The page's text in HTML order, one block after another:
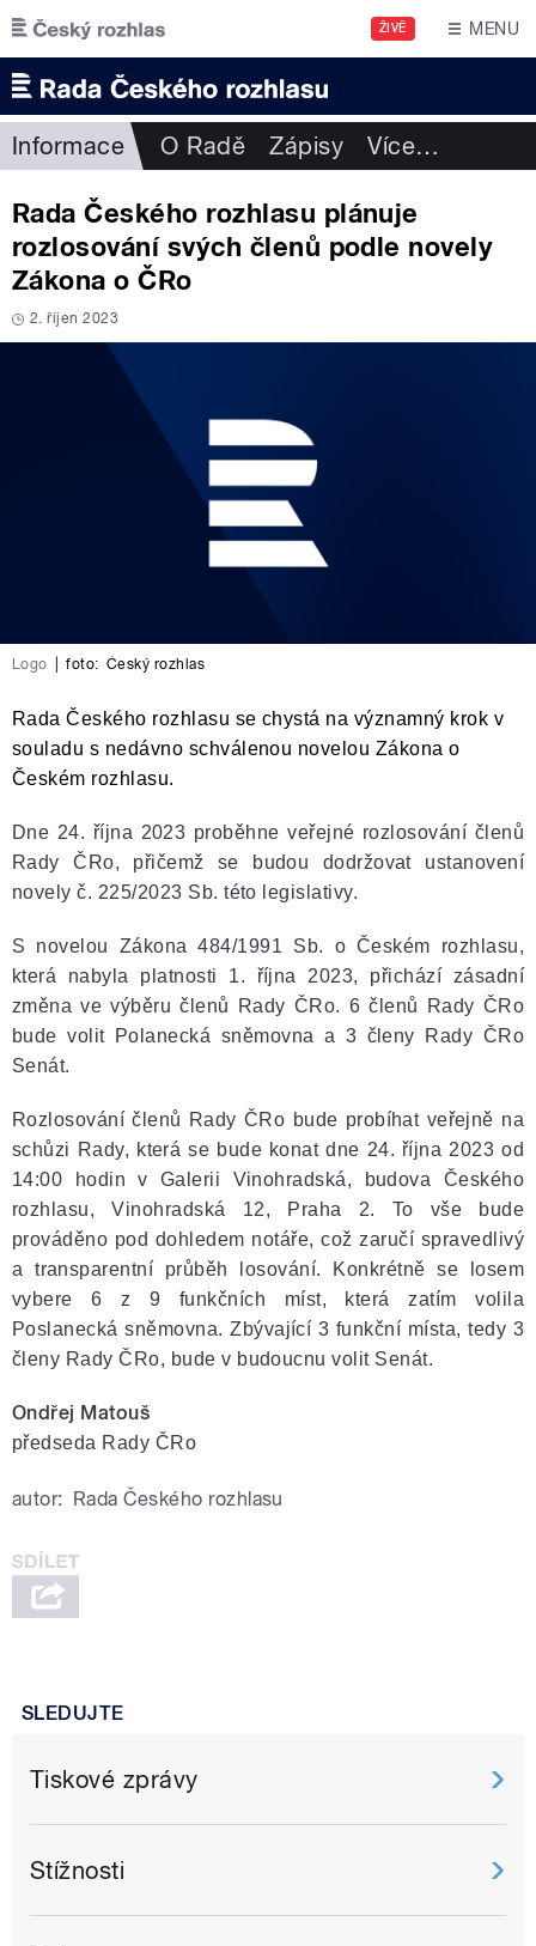
Přejít k hlavnímu obsahu
ŽIVĚ MENU
Informace O Radě Zápisy Více…
Rada Českého rozhlasu plánuje
rozlosování svých členů podle novely
Zákona o ČRo
2. říjen 2023
Logo foto: Český rozhlas
Rada Českého rozhlasu se chystá na významný krok v
souladu s nedávno schválenou novelou Zákona o
Českém rozhlasu.
Dne 24. října 2023 proběhne veřejné rozlosování členů
Rady ČRo, přičemž se budou dodržovat ustanovení
novely č. 225/2023 Sb. této legislativy.
S novelou Zákona 484/1991 Sb. o Českém rozhlasu,
která nabyla platnosti 1. října 2023, přichází zásadní
změna ve výběru členů Rady ČRo. 6 členů Rady ČRo
bude volit Polanecká sněmovna a 3 členy Rady ČRo
Senát.
Rozlosování členů Rady ČRo bude probíhat veřejně na
schůzi Rady, která se bude konat dne 24. října 2023 od
14:00 hodin v Galerii Vinohradská, budova Českého
rozhlasu, Vinohradská 12, Praha 2. To vše bude
prováděno pod dohledem notáře, což zaručí spravedlivý
a transparentní průběh losování. Konkrétně se losem
vybere 6 z 9 funkčních míst, která zatím volila
Poslanecká sněmovna. Zbývající 3 funkční místa, tedy 3
členy Rady ČRo, bude v budoucnu volit Senát.
Ondřej Matouš
předseda Rady ČRo
autor: Rada Českého rozhlasu
SLEDUJTE
Tiskové zprávy
Stížnosti